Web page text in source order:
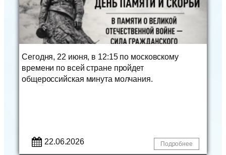
Сегодня, 22 июня, в 12:15 по московскому
времени по всей стране пройдет
общероссийская минута молчания.
22.06.2026 Подробнее